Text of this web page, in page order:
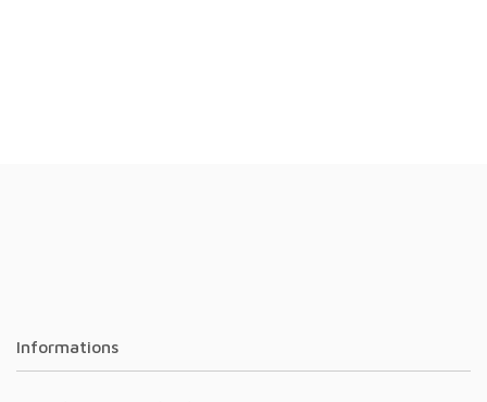
Informations